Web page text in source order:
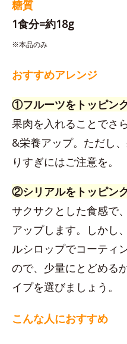
糖質
1食分=約18g
※本品のみ
おすすめアレンジ
①フルーツをトッピン
果肉を入れることでさ
&栄養アップ。ただし
りすぎにはご注意を。
②シリアルをトッピン
サクサクとした食感で
アップします。しかし
ルシロップでコーティ
ので、少量にとどめる
イプを選びましょう。
こんな人におすすめ